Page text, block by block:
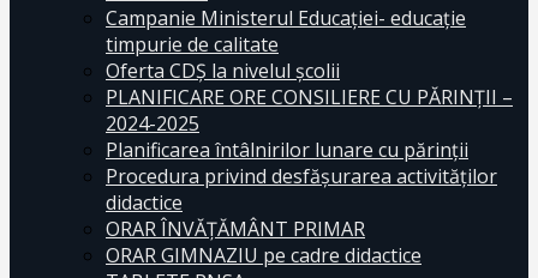
Campanie Ministerul Educației- educație
timpurie de calitate
Oferta CDŞ la nivelul şcolii
PLANIFICARE ORE CONSILIERE CU PĂRINȚII –
2024-2025
Planificarea întâlnirilor lunare cu părinții
Procedura privind desfășurarea activităților
didactice
ORAR ÎNVĂȚĂMÂNT PRIMAR
ORAR GIMNAZIU pe cadre didactice